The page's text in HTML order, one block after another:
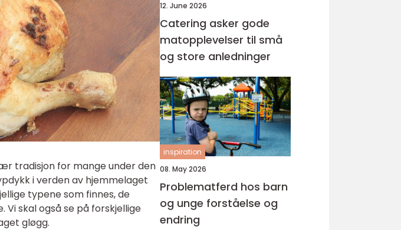
tradisjon for mange under den
i verden av hjemmelaget
typene som finnes, de
skal også se på forskjellige
gløgg.
12. June 2026
Catering asker gode
matopplevelser til små
og store anledninger
inspiration
08. May 2026
Problematferd hos barn
og unge forståelse og
endring